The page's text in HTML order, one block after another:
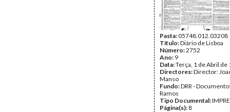
Pasta:05748.012.03208
Título:Diário de Lisboa
Número:2752
Ano: 9
Data:Terça, 1 de Abril de
Directores:Director:
Manso
Fundo:DRR -
Ramos
Tipo Documental:
Página(s): 8